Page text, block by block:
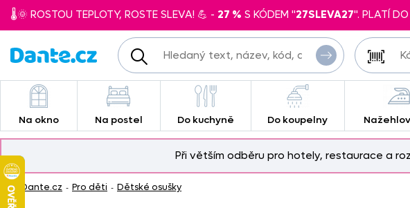
🌡️🌞 ROSTOU TEPLOTY, ROSTE SLEVA! 💪 - 27 % S KÓDEM "27SLEVA27". PLATÍ
Na okno Na postel Do kuchyně Do koupelny
Při větším odběru pro hotely, restaurace a
Dante.cz - Pro děti - Dětské osušky